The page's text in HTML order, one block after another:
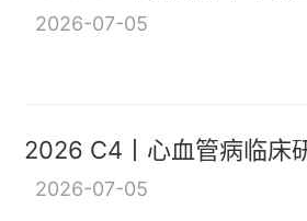
2026-07-05
2026 C4丨心血管病临床
展新路径
2026-07-05